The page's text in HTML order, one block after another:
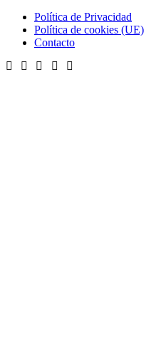
Política de Privacidad
Política de cookies (UE)
Contacto